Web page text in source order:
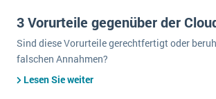
3 Vorurteile gegenüber der
Sind diese Vorurteile gerechtfertigt oder
falschen Annahmen?
Lesen Sie weiter